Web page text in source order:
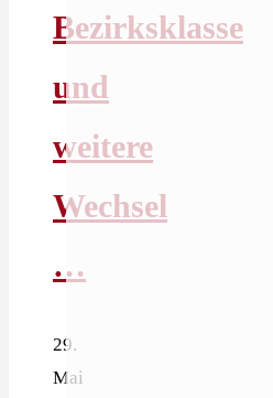
Bezirksklasse
und
weitere
Wechsel
…
29.
Mai